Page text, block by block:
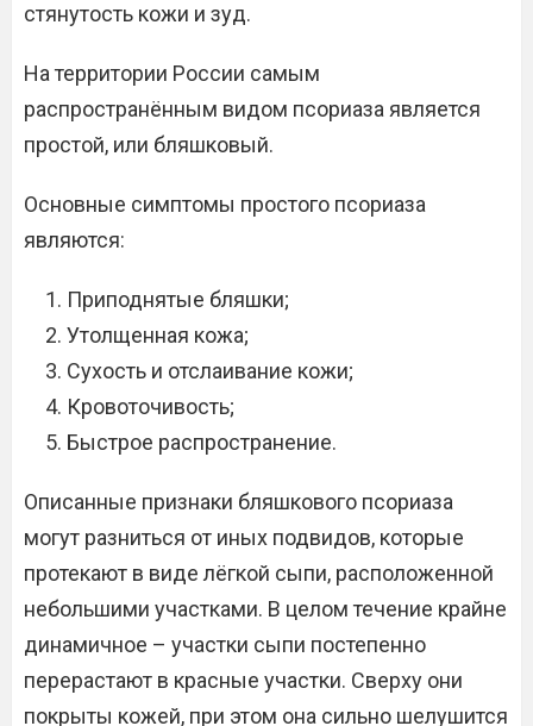
стянутость кожи и зуд.
На территории России самым
распространённым видом псориаза является
простой, или бляшковый.
Основные симптомы простого псориаза
являются:
Приподнятые бляшки;
Утолщенная кожа;
Сухость и отслаивание кожи;
Кровоточивость;
Быстрое распространение.
Описанные признаки бляшкового псориаза
могут разниться от иных подвидов, которые
протекают в виде лёгкой сыпи, расположенной
небольшими участками. В целом течение крайне
динамичное – участки сыпи постепенно
перерастают в красные участки. Сверху они
покрыты кожей, при этом она сильно шелушится